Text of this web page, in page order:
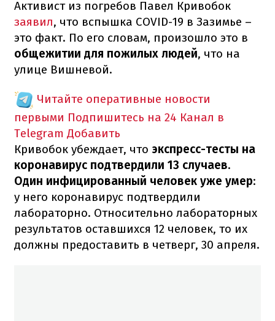
Активист из погребов Павел Кривобок
заявил, что вспышка COVID-19 в Зазимье –
это факт. По его словам, произошло это в
общежитии для пожилых людей, что на
улице Вишневой.
Читайте оперативные новости
первыми Подпишитесь на 24 Канал в
Telegram Добавить
Кривобок убеждает, что экспресс-тесты на
коронавирус подтвердили 13 случаев.
Один инфицированный человек уже умер:
у него коронавирус подтвердили
лабораторно. Относительно лабораторных
результатов оставшихся 12 человек, то их
должны предоставить в четверг, 30 апреля.